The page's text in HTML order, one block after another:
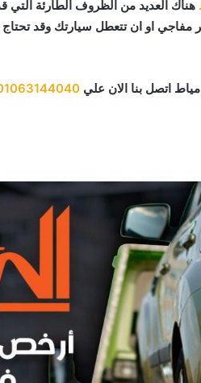
هناك العديد من الظروف الطارئة التي
او ان تتعطل سيارتك وقد تحتاج
اتصل بنا الان علي